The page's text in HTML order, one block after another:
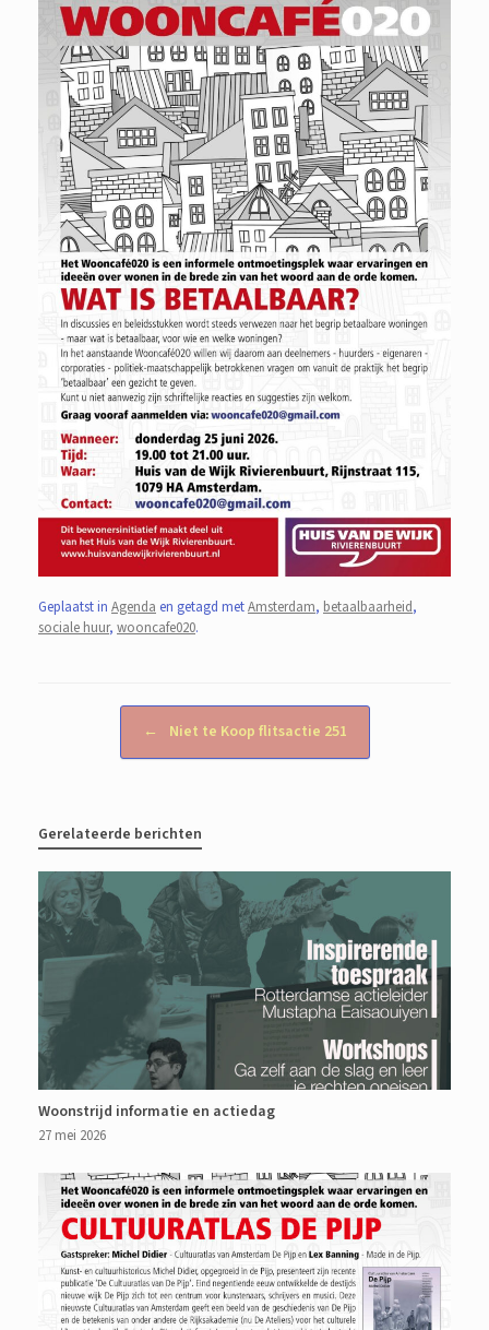
Geplaatst in Agenda en getagd metAmsterdam, betaalbaarheid,
sociale huur, wooncafe020.
Bericht navigatie
← Niet te Koop flitsactie 251
Gerelateerde berichten
Woonstrijd informatie en actiedag
27 mei 2026